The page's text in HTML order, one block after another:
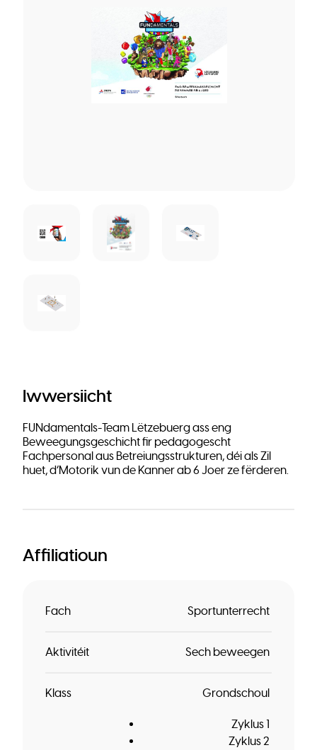
Iwwersiicht
FUNdamentals-Team Lëtzebuerg ass eng
Beweegungsgeschicht fir pedagogescht
Fachpersonal aus Betreiungsstrukturen, déi als Zil
huet, d’Motorik vun de Kanner ab 6 Joer ze fërderen.
Affiliatioun
Fach Sportunterrecht
Aktivitéit Sech beweegen
Klass Grondschoul
Zyklus 1
Zyklus 2